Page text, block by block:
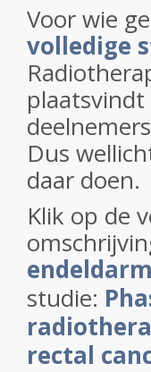
Voor wie
volledige
Dus
daar doen.
Klik op de
studie:
rectal